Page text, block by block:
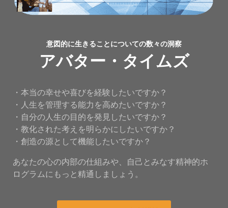
意図的に生きることについての数々の洞察
アバター・タイムズ
・本当の幸せや喜びを経験したいですか？
・人生を管理する能力を高めたいですか？
・自分の人生の目的を発見したいですか？
・教化された考えを明らかにしたいですか？
・創造の源として機能したいですか？
あなたの心の内部の仕組みや、自己とみなす精神的ホ
ログラムにもっと精通しましょう。